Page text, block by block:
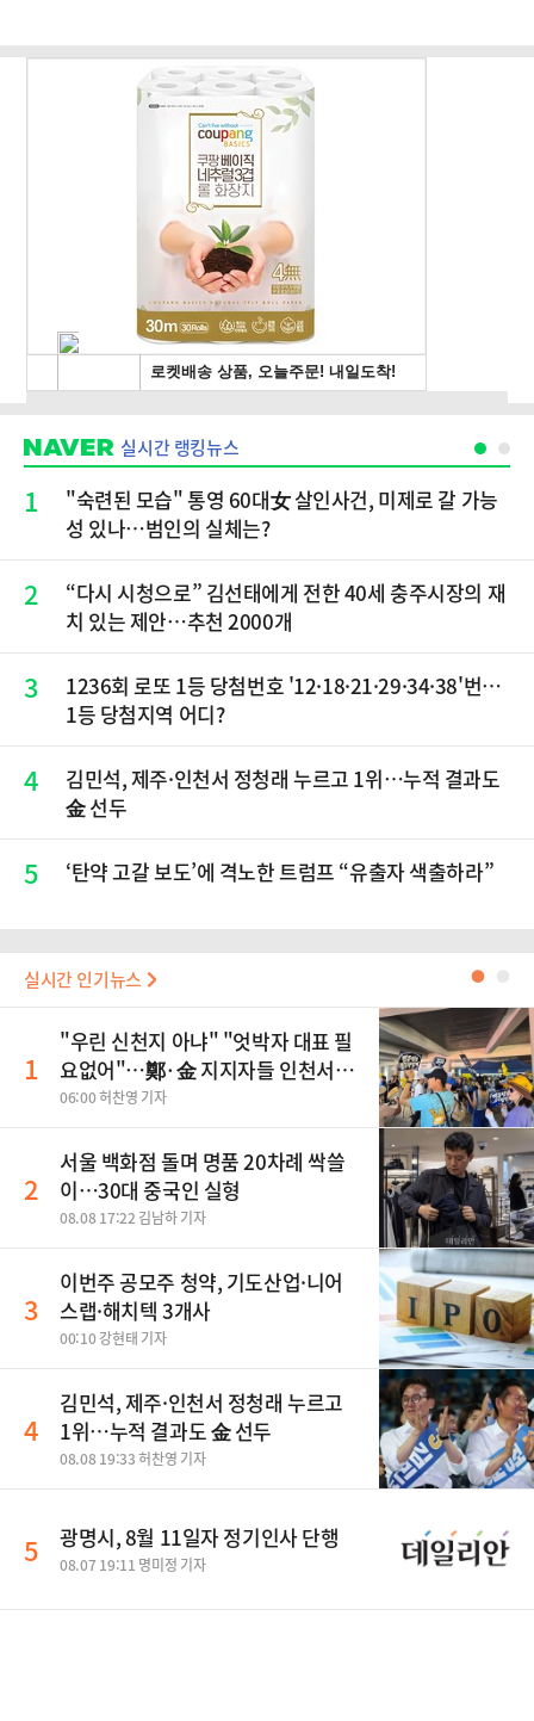
실시간 랭킹뉴스
1
"숙련된 모습" 통영 60대女 살인사건, 미제로 갈 가능
성 있나…범인의 실체는?
2
“다시 시청으로” 김선태에게 전한 40세 충주시장의 재
치 있는 제안…추천 2000개
3
1236회 로또 1등 당첨번호 '12·18·21·29·34·38'번…
1등 당첨지역 어디?
4
김민석, 제주·인천서 정청래 누르고 1위…누적 결과도
金 선두
5 ‘탄약 고갈 보도’에 격노한 트럼프 “유출자 색출하라”
실시간 인기뉴스 ●
1
"우린 신천지 아냐" "엇박자 대표 필
요없어"…鄭·金 지지자들 인천서
'격돌'
06:00 허찬영 기자
2
서울 백화점 돌며 명품 20차례 싹쓸
이…30대 중국인 실형
08.08 17:22 김남하 기자
3
이번주 공모주 청약, 기도산업·니어
스랩·해치텍 3개사
00:10 강현태 기자
4
김민석, 제주·인천서 정청래 누르고
1위…누적 결과도 金 선두
08.08 19:33 허찬영 기자
5 광명시, 8월 11일자 정기인사 단행
08.07 19:11 명미정 기자